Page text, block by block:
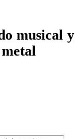
musical y